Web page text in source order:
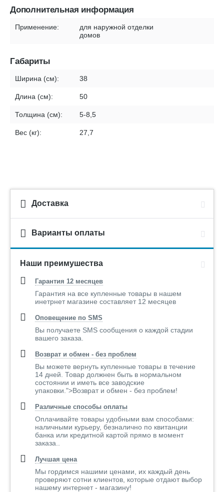
Дополнительная информация
Применение:
для наружной отделки
домов
Габариты
Ширина (см): 38
Длина (см): 50
Толщина (см): 5-8,5
Вес (кг): 27,7
Доставка
Варианты оплаты
Наши преимушества
Гарантия 12 месяцев
Гарантия на все купленные товары в нашем
инетрнет магазине составляет 12 месяцев
Оповещение по SMS
Вы получаете SMS сообщения о каждой стадии
вашего заказа.
Возврат и обмен - без проблем
Вы можете вернуть купленные товары в течение
14 дней. Товар должнен быть в нормальном
состоянии и иметь все заводские
упаковки.">Возврат и обмен - без проблем!
Различные способы оплаты
Оплачивайте товары удобными вам способами:
наличными курьеру, безналично по квитанции
банка или кредитной картой прямо в момент
заказа..
Лучшая цена
Мы гордимся нашими ценами, их каждый день
проверяют сотни клиентов, которые отдают выбор
нашему интернет - магазину!